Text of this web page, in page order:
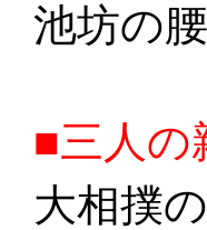
池坊の
■三人の
大相撲